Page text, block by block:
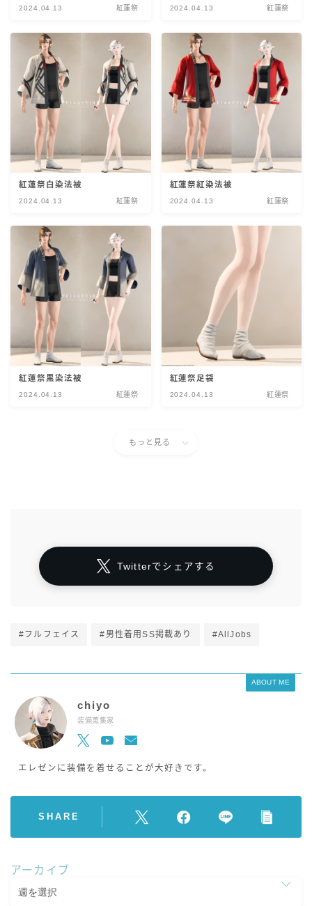
2024.04.13 紅蓮祭 2024.04.13 紅蓮祭
紅蓮祭白染法被
2024.04.13 紅蓮祭
紅蓮祭紅染法被
2024.04.13 紅蓮祭
紅蓮祭黒染法被
2024.04.13 紅蓮祭
紅蓮祭足袋
2024.04.13 紅蓮祭
もっと見る
Twitterでシェアする
#フルフェイス #男性着用SS掲載あり #AllJobs
ABOUT ME
chiyo
装備蒐集家
エレゼンに装備を着せることが大好きです。
SHARE
アーカイブ